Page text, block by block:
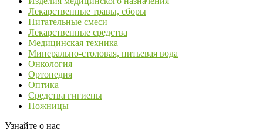
Лекарственные травы, сборы
Питательные смеси
Лекарственные средства
Медицинская техника
Минерально-столовая, питьевая вода
Онкология
Ортопедия
Оптика
Средства гигиены
Ножницы
Узнайте о нас